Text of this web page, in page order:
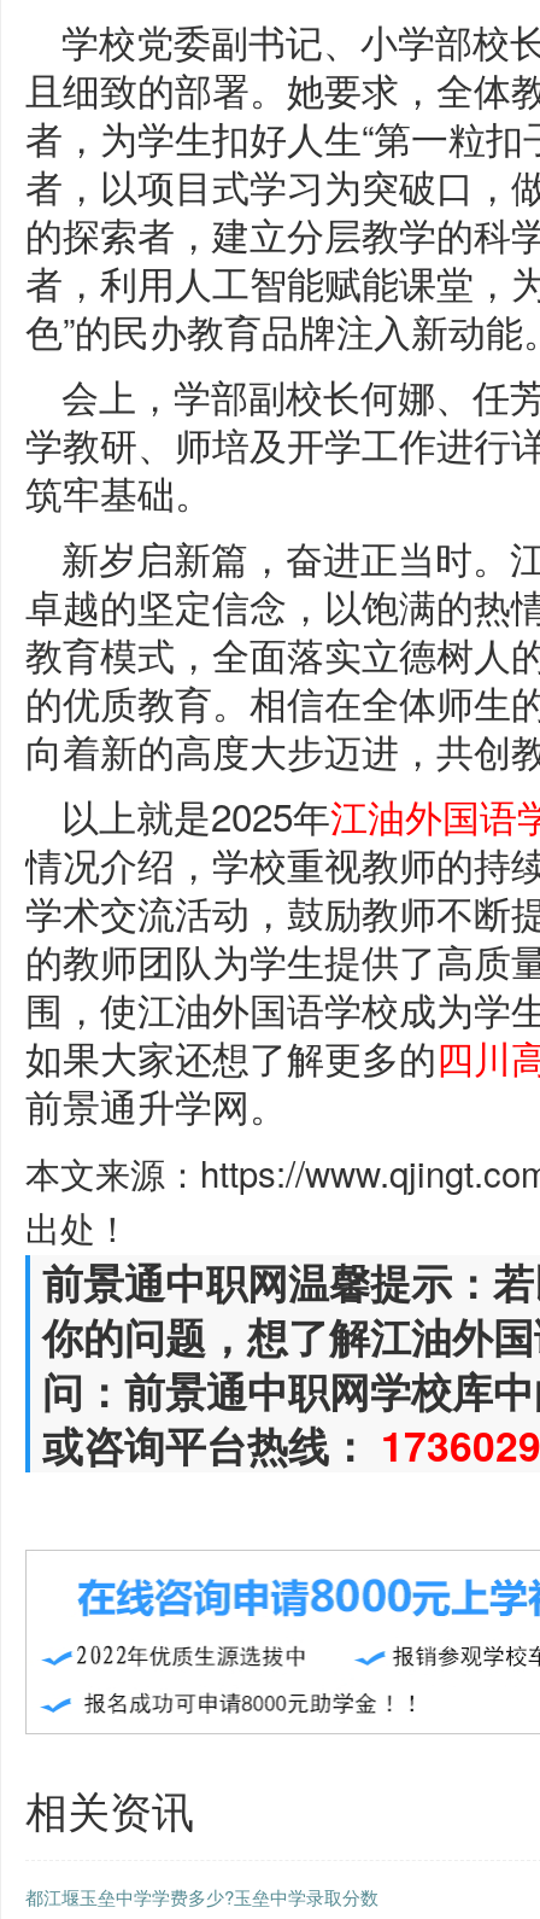
学校党委副书记、小学部校
且细致的部署。她要求，全体
者，为学生扣好人生“第一粒
者，以项目式学习为突破口，
的探索者，建立分层教学的科
者，利用人工智能赋能课堂，
色”的民办教育品牌注入新动能
会上，学部副校长何娜、任
学教研、师培及开学工作进行
筑牢基础。
新岁启新篇，奋进正当时。
卓越的坚定信念，以饱满的热
教育模式，全面落实立德树人
的优质教育。相信在全体师生
向着新的高度大步迈进，共创
以上就是2025年江油外国语
情况介绍，学校重视教师的持
学术交流活动，鼓励教师不断
的教师团队为学生提供了高质
围，使江油外国语学校成为学
如果大家还想了解更多的四川
前景通升学网。
本文来源：https://
出处！
前景通中职网温馨提示：
你的问题，想了解江油外
问：前景通中职网学校库
或咨询平台热线：
相关资讯
都江堰玉垒中学学费多少?玉垒中学录取分数